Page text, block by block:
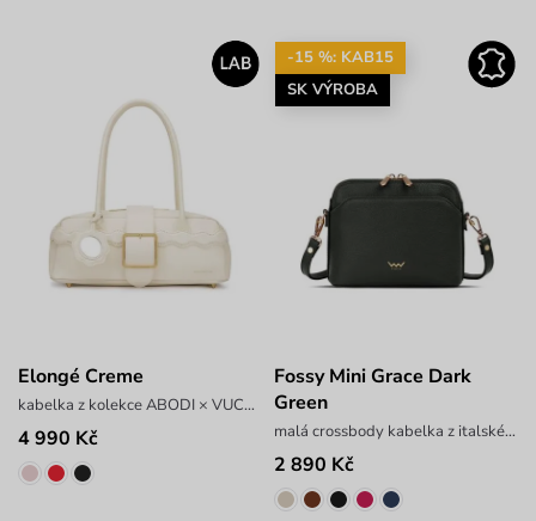
Elongé Creme
kabelka z kolekce ABODI × VUCH LAB
4 990 Kč
-15 %: KAB15
SK VÝROBA
Fossy Mini Grace Dark
Green
malá crossbody kabelka z italské hovězí kůže
2 890 Kč